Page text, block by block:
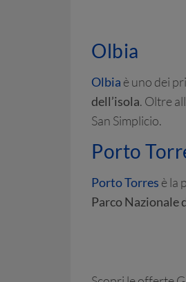
Olbia
Olbia è uno dei
dell’isola. Oltre
San Simplicio.
Porto
Porto Torres è la
Parco Nazionale